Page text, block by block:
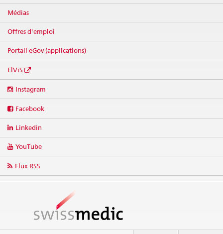
Médias
Offres d'emploi
Portail eGov (applications)
ElViS
media
Instagram
Facebook
Linkedin
YouTube
Flux RSS